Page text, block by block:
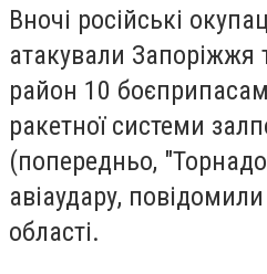
Вночі російські
атакували Запоріжжя
район 10
ракетної системи
(попередньо,
авіаудару,
області.